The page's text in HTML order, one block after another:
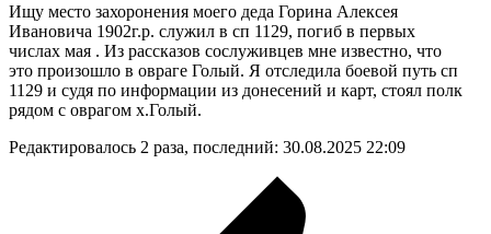
Ищу место захоронения моего деда Горина Алексея
Ивановича 1902г.р. служил в сп 1129, погиб в первых
числах мая . Из рассказов сослуживцев мне известно, что
это произошло в овраге Голый. Я отследила боевой путь сп
1129 и судя по информации из донесений и карт, стоял полк
рядом с оврагом х.Голый.
Редактировалось 2 раза, последний: 30.08.2025 22:09